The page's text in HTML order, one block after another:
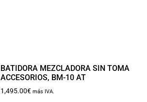
BATIDORA MEZCLADORA SIN TOMA
ACCESORIOS, BM-10 AT
1,495.00€ más IVA.